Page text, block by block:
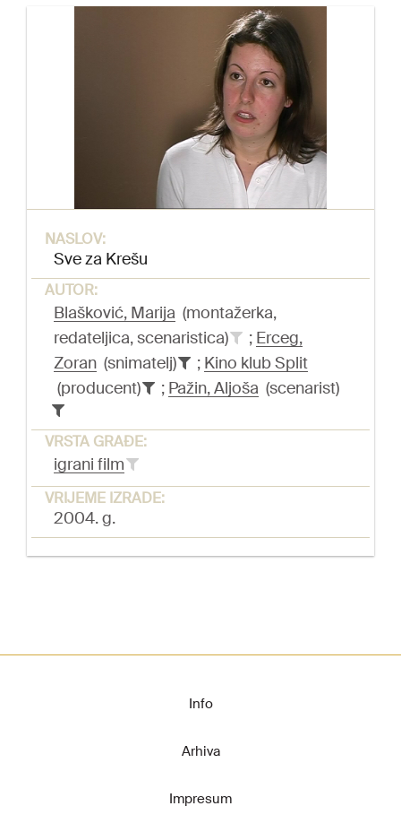
NASLOV:
Sve za Krešu
AUTOR:
Blašković, Marija (montažerka,
redateljica, scenaristica)
; Erceg,
Zoran (snimatelj) ; Kino klub Split
(producent)
; Pažin, Aljoša (scenarist)
VRSTA GRAĐE:
igrani film
VRIJEME IZRADE:
2004. g.
Info
Arhiva
Impresum